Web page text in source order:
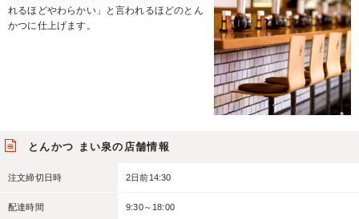
れるほどやわらかい」と言われるほどのとん
かつに仕上げます。
とんかつ まい泉の店舗情報
注文締切日時 2日前14:30
配達時間 9:30～18:00